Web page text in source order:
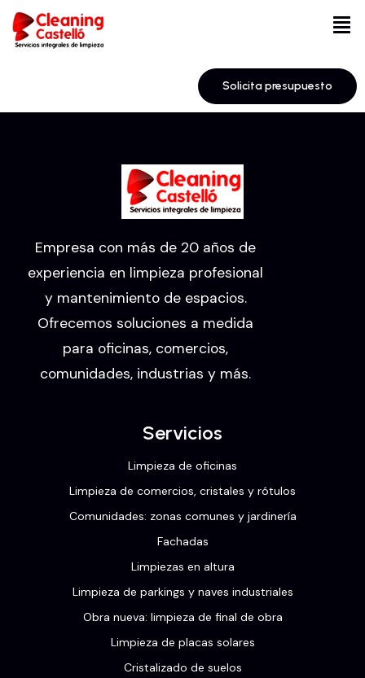
Solicita presupuesto
Empresa con más de 20 años de
experiencia en limpieza profesional
y mantenimiento de espacios.
Ofrecemos soluciones a medida
para oficinas, comercios,
comunidades, industrias y más.
Servicios
Limpieza de oficinas
Limpieza de comercios, cristales y rótulos
Comunidades: zonas comunes y jardinería
Fachadas
Limpiezas en altura
Limpieza de parkings y naves industriales
Obra nueva: limpieza de final de obra
Limpieza de placas solares
Cristalizado de suelos